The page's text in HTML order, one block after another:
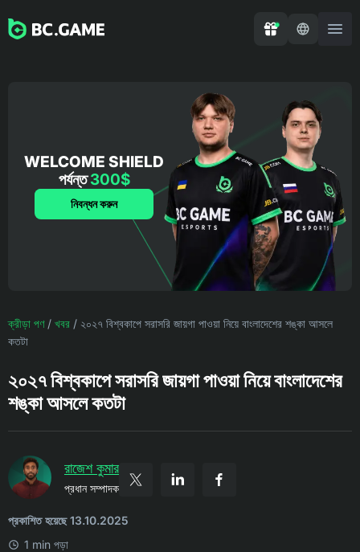
WELCOME SHIELD
পর্যন্ত300$
নিবন্ধন করুন
ক্রীড়া পণ/ খবর / ২০২৭ বিশ্বকাপে সরাসরি জায়গা পাওয়া নিয়ে বাংলাদেশের শঙ্কা আসলে
কতটা
২০২৭ বিশ্বকাপে সরাসরি জায়গা পাওয়া নিয়ে বাংলাদেশের
শঙ্কা আসলে কতটা
রাজেশ কুমার
প্রধান সম্পাদক
প্রকাশিত হয়েছে 13.10.2025
1 min পড়া